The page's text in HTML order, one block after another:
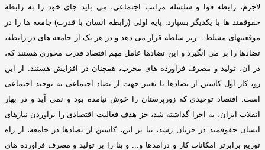
لاجرم، رابطه قوا و سلسله مراتب اجتماعی، می باید جای خود را به رابطه
حقوقمند ها با یکدیگر بسپارد
پایه اولی (رابطه انسان با قدرت) جامعه ها را در
موقعیتهای مسلط – زیر سلطه قرار می دهد و در هر یک از جامعه های در رابطه،
تضادها را بر می انگیزد و این تضادها عامل مهم اقتصاد قدرت محوری هستند که،
در آن، تولید و مصرف فرآورده های مخرب، همچنان در افزایش هستند
از این
رو، کار اول کاستن از تضادها یا تغییر جهت از تضاد اجتماعی به توحید اجتماعی
است.
اقتصاد توحیدی که زورپرستان را خوش نیامده بود و نمی آید و در بهار
انقلاب ایران، به اجرا گذاشته شد، جز هدف فعالیت اقتصادی را برآوردن نیازهای
انسان حقوقمند در جریان رشد، بنا بر این، کاستن از تضادها در جامعه، از راه
توزیع برابرتر امکانات کار و درآمدها و
و بنا را بر تولید و مصرف فرآورده های